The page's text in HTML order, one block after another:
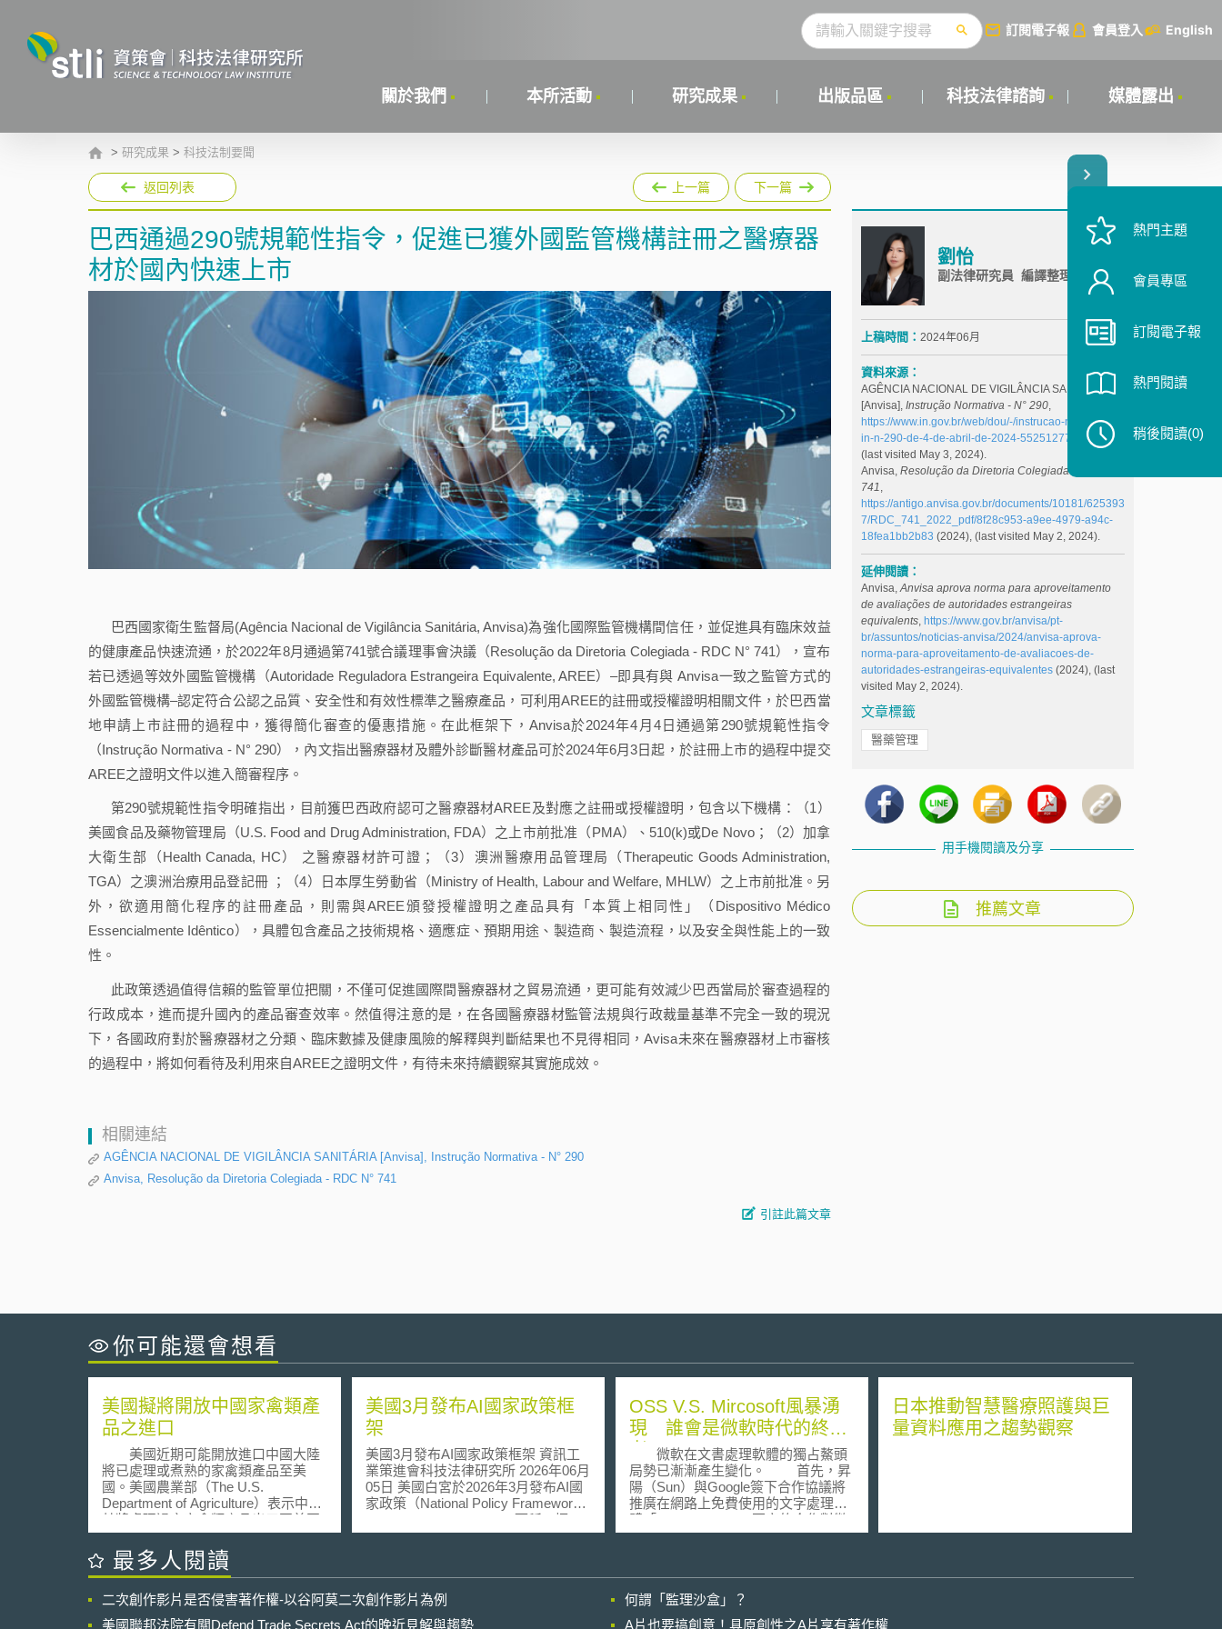
訂閱電子報 會員登入 English
關於我們 本所活動 研究成果 出版品區 科技法律諮詢 媒體露出
> 研究成果 > 科技法制要聞
返回列表 上一篇 下一篇
巴西通過290號規範性指令，促進已獲外國監管機構註冊之醫療器
材於國內快速上市
巴西國家衛生監督局(Agência Nacional de Vigilância Sanitária, Anvisa)為強化國際監管機構間信任，並促進具有臨床效益
的健康產品快速流通，於2022年8月通過第741號合議理事會決議（Resolução da Diretoria Colegiada - RDC N° 741），宣布
若已透過等效外國監管機構（Autoridade Reguladora Estrangeira Equivalente, AREE）–即具有與 Anvisa一致之監管方式的
外國監管機構–認定符合公認之品質、安全性和有效性標準之醫療產品，可利用AREE的註冊或授權證明相關文件，於巴西當
地申請上市註冊的過程中，獲得簡化審查的優惠措施。在此框架下，Anvisa於2024年4月4日通過第290號規範性指令
（Instrução Normativa - N° 290），內文指出醫療器材及體外診斷醫材產品可於2024年6月3日起，於註冊上市的過程中提交
AREE之證明文件以進入簡審程序。
第290號規範性指令明確指出，目前獲巴西政府認可之醫療器材AREE及對應之註冊或授權證明，包含以下機構：（1）
美國食品及藥物管理局（U.S. Food and Drug Administration, FDA）之上市前批准（PMA）、510(k)或De Novo；（2）加拿
大衛生部（Health Canada, HC） 之醫療器材許可證；（3）澳洲醫療用品管理局（Therapeutic Goods Administration,
TGA）之澳洲治療用品登記冊 ；（4）日本厚生勞動省（Ministry of Health, Labour and Welfare, MHLW）之上市前批准。另
外，欲適用簡化程序的註冊產品，則需與AREE頒發授權證明之產品具有「本質上相同性」（Dispositivo Médico
Essencialmente Idêntico），具體包含產品之技術規格、適應症、預期用途、製造商、製造流程，以及安全與性能上的一致
性。
此政策透過值得信賴的監管單位把關，不僅可促進國際間醫療器材之貿易流通，更可能有效減少巴西當局於審查過程的
行政成本，進而提升國內的產品審查效率。然值得注意的是，在各國醫療器材監管法規與行政裁量基準不完全一致的現況
下，各國政府對於醫療器材之分類、臨床數據及健康風險的解釋與判斷結果也不見得相同，Avisa未來在醫療器材上市審核
的過程中，將如何看待及利用來自AREE之證明文件，有待未來持續觀察其實施成效。
相關連結
AGÊNCIA NACIONAL DE VIGILÂNCIA SANITÁRIA [Anvisa], Instrução Normativa - N° 290
Anvisa, Resolução da Diretoria Colegiada - RDC N° 741
引註此篇文章
劉怡
副法律研究員 編譯整理
上稿時間： 2024年06月
資料來源：
AGÊNCIA NACIONAL DE VIGILÂNCIA SANITÁRIA
[Anvisa], Instrução Normativa - N° 290,
https://www.in.gov.br/web/dou/-/instrucao-normativa-
in-n-290-de-4-de-abril-de-2024-552512770
(2024),
(last visited May 3, 2024).
Anvisa, Resolução da Diretoria Colegiada - RDC N°
741,
https://antigo.anvisa.gov.br/documents/10181/625393
7/RDC_741_2022_pdf/8f28c953-a9ee-4979-a94c-
18fea1bb2b83 (2024), (last visited May 2, 2024).
延伸閱讀：
Anvisa,Anvisa aprova norma para aproveitamento
de avaliações de autoridades estrangeiras
equivalents, https://www.gov.br/anvisa/pt-
br/assuntos/noticias-anvisa/2024/anvisa-aprova-
norma-para-aproveitamento-de-avaliacoes-de-
autoridades-estrangeiras-equivalentes(2024), (last
visited May 2, 2024).
文章標籤
醫藥管理
用手機閱讀及分享
推薦文章
你可能還會想看
美國擬將開放中國家禽類產
品之進口
美國近期可能開放進口中國大陸
將已處理或煮熟的家禽類產品至美
國。美國農業部（The U.S.
Department of Agriculture）表示中國
若將處理過之家禽類產品出口至美國
販售，前提是必須遵循美國相關食品
進口規範完成妥當的進口申報程序，
並且在中國所提出之出口健康認證
該家禽類產品有確實在適當的溫度等
處理過程中進行妥善處理。 美國
美國3月發布AI國家政策框
架
美國3月發布AI國家政策框架 資訊工
業策進會科技法律研究所 2026年06月
05日 美國白宮於2026年3月發布AI國
家政策（National Policy Framework
for Artificial Intelligence，下稱AI框
架），提出與AI相關之立法建議。該
監管方案。 壹、政策背景 川普政府自
2025年上任後即撤銷前總統拜登政府
OSS V.S. Mircosoft風暴湧
現 誰會是微軟時代的終結
微軟在文書處理軟體的獨占鰲頭
局勢已漸漸產生變化。 首先，昇
陽（Sun）與Google簽下合作協議將
推廣在網路上免費使用的文字處理軟
體「OpenOffice」，兩家的合作對微
軟OFFICE套裝軟體營收將會有很大
（OpenDocument Format；ODF）標
準的開放原始碼辦公室軟體。ODF是
日本推動智慧醫療照護與巨
量資料應用之趨勢觀察
最多人閱讀
二次創作影片是否侵害著作權-以谷阿莫二次創作影片為例
何謂「監理沙盒」？
美國聯邦法院有關Defend Trade Secrets Act的晚近見解與趨勢
A片也要搞創意！具原創性之A片享有著作權
熱門主題
會員專區
訂閱電子報
熱門閱讀
稍後閱讀(0)